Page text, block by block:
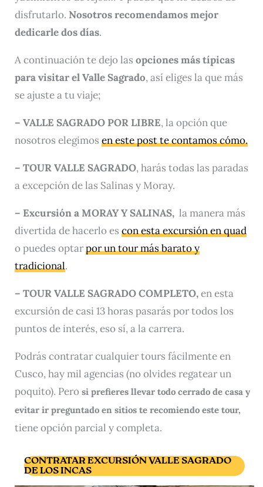
disfrutarlo. Nosotros recomendamos mejor
dedicarle dos días.
A continuación te dejo las opciones más típicas
para visitar el Valle Sagrado, así eliges la que más
se ajuste a tu viaje;
– VALLE SAGRADO POR LIBRE, la opción que
nosotros elegimos en este post te contamos cómo.
– TOUR VALLE SAGRADO, harás todas las paradas
a excepción de las Salinas y Moray.
– Excursión a MORAY Y SALINAS, la manera más
divertida de hacerlo es con esta excursión en quad
o puedes optarpor un tour más barato y
tradicional.
– TOUR VALLE SAGRADO COMPLETO,en esta
excursión de casi 13 horas pasarás por todos los
puntos de interés, eso sí, a la carrera.
Podrás contratar cualquier tours fácilmente en
Cusco, hay mil agencias (no olvides regatear un
poquito). Pero si prefieres llevar todo cerrado de casa y
evitar ir preguntado en sitios te recomiendo este tour,
tiene opción parcial y completa.
CONTRATAR EXCURSIÓN VALLE SAGRADO
DE LOS INCAS